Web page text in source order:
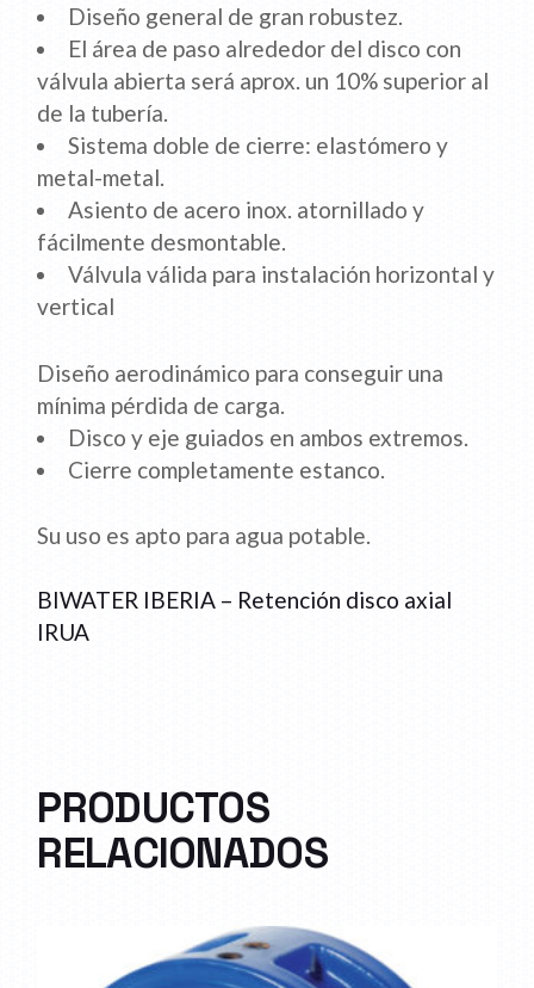
Diseño general de gran robustez.
El área de paso alrededor del disco con
válvula abierta será aprox. un 10% superior al
de la tubería.
Sistema doble de cierre: elastómero y
metal-metal.
Asiento de acero inox. atornillado y
fácilmente desmontable.
Válvula válida para instalación horizontal y
vertical
Diseño aerodinámico para conseguir una
mínima pérdida de carga.
Disco y eje guiados en ambos extremos.
Cierre completamente estanco.
Su uso es apto para agua potable.
BIWATER IBERIA – Retención disco axial
IRUA
PRODUCTOS
RELACIONADOS